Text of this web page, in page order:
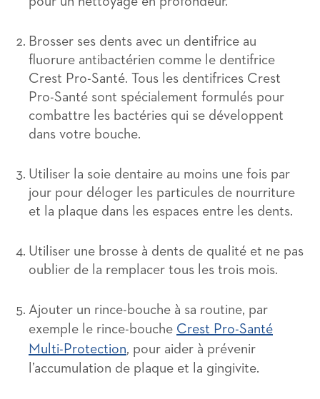
Brosser ses dents avec un dentifrice au
fluorure antibactérien comme le dentifrice
Crest Pro-Santé. Tous les dentifrices Crest
Pro-Santé sont spécialement formulés pour
combattre les bactéries qui se développent
dans votre bouche.
Utiliser la soie dentaire au moins une fois par
jour pour déloger les particules de nourriture
et la plaque dans les espaces entre les dents.
Utiliser une brosse à dents de qualité et ne pas
oublier de la remplacer tous les trois mois.
Ajouter un rince-bouche à sa routine, par
exemple le rince-bouche Crest Pro-Santé
Multi-Protection, pour aider à prévenir
l’accumulation de plaque et la gingivite.